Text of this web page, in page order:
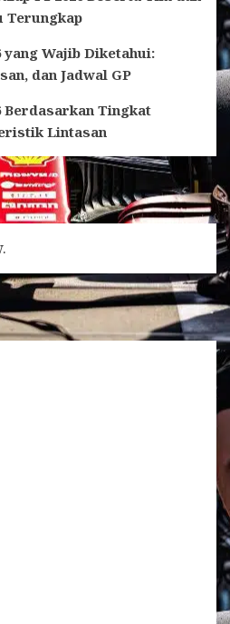
Terungkap
yang Wajib Diketahui:
dan Jadwal GP
Berdasarkan Tingkat
Lintasan